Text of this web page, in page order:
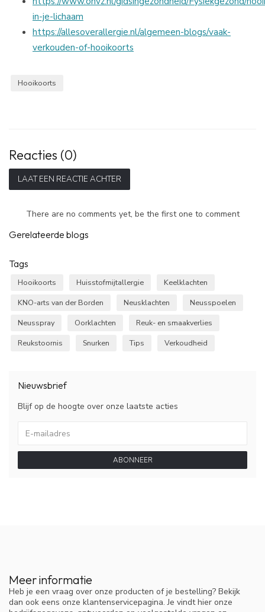
in-je-lichaam
https://allesoverallergie.nl/algemeen-blogs/vaak-
verkouden-of-hooikoorts
Hooikoorts
Reacties (0)
LAAT EEN REACTIE ACHTER
There are no comments yet, be the first one to comment
Gerelateerde blogs
Tags
Hooikoorts Huisstofmijtallergie
Keelklachten
KNO-arts van der Borden
Neusklachten
Neusspoelen
Neusspray
Oorklachten
Reuk- en smaakverlies
Reukstoornis
Snurken Tips Verkoudheid
Nieuwsbrief
Blijf op de hoogte over onze laatste acties
ABONNEER
Meer informatie
Heb je een vraag over onze producten of je bestelling? Bekijk
dan ook eens onze klantenservicepagina. Je vindt hier onze